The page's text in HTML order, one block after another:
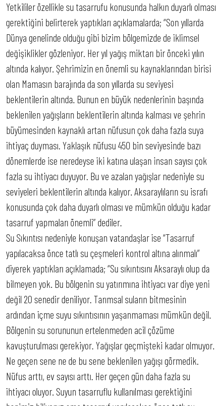
Yetkililer özellikle su tasarrufu konusunda halkın duyarlı olması
gerektiğini belirterek yaptıkları açıklamalarda; “Son yıllarda
Dünya genelinde olduğu gibi bizim bölgemizde de iklimsel
değişiklikler gözleniyor. Her yıl yağış miktarı bir önceki yılın
altında kalıyor. Şehrimizin en önemli su kaynaklarından birisi
olan Mamasın barajında da son yıllarda su seviyesi
beklentilerin altında. Bunun en büyük nedenlerinin başında
beklenilen yağışların beklentilerin altında kalması ve şehrin
büyümesinden kaynaklı artan nüfusun çok daha fazla suya
ihtiyaç duyması. Yaklaşık nüfusu 450 bin seviyesinde bazı
dönemlerde ise neredeyse iki katına ulaşan insan sayısı çok
fazla su ihtiyacı duyuyor. Bu ve azalan yağışlar nedeniyle su
seviyeleri beklentilerin altında kalıyor. Aksaraylıların su israfı
konusunda çok daha duyarlı olması ve mümkün olduğu kadar
tasarruf yapmaları önemli” dediler.
Su Sıkıntısı nedeniyle konuşan vatandaşlar ise “Tasarruf
yapılacaksa önce tatlı su çeşmeleri kontrol altına alınmalı”
diyerek yaptıkları açıklamada; “Su sıkıntısını Aksaraylı olup da
bilmeyen yok. Bu bölgenin su yatırımına ihtiyacı var diye yeni
değil 20 senedir deniliyor. Tarımsal suların bitmesinin
ardından içme suyu sıkıntısının yaşanmaması mümkün değil.
Bölgenin su sorununun ertelenmeden acil çözüme
kavuşturulması gerekiyor. Yağışlar geçmişteki kadar olmuyor.
Ne geçen sene ne de bu sene beklenilen yağışı görmedik.
Nüfus arttı, ev sayısı arttı. Her geçen gün daha fazla su
ihtiyacı oluyor. Suyun tasarruflu kullanılması gerektiğini